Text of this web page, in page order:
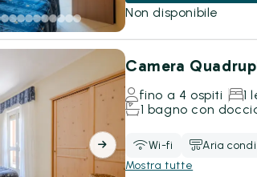
Non disponibile
Camera
fino a 4 ospiti
1
1 bagno con
Wi-fi Aria
Mostra tutte